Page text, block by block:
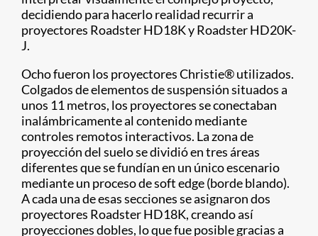
decidiendo para hacerlo realidad recurrir a
proyectores Roadster HD18K y Roadster HD20K-
J.
Ocho fueron los proyectores Christie® utilizados.
Colgados de elementos de suspensión situados a
unos 11 metros, los proyectores se conectaban
inalámbricamente al contenido mediante
controles remotos interactivos. La zona de
proyección del suelo se dividió en tres áreas
diferentes que se fundían en un único escenario
mediante un proceso de soft edge (borde blando).
A cada una de esas secciones se asignaron dos
proyectores Roadster HD18K, creando así
proyecciones dobles, lo que fue posible gracias a